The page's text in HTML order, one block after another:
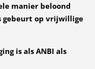
manier beloond
gebeurt op vrijwillige
is als ANBI als